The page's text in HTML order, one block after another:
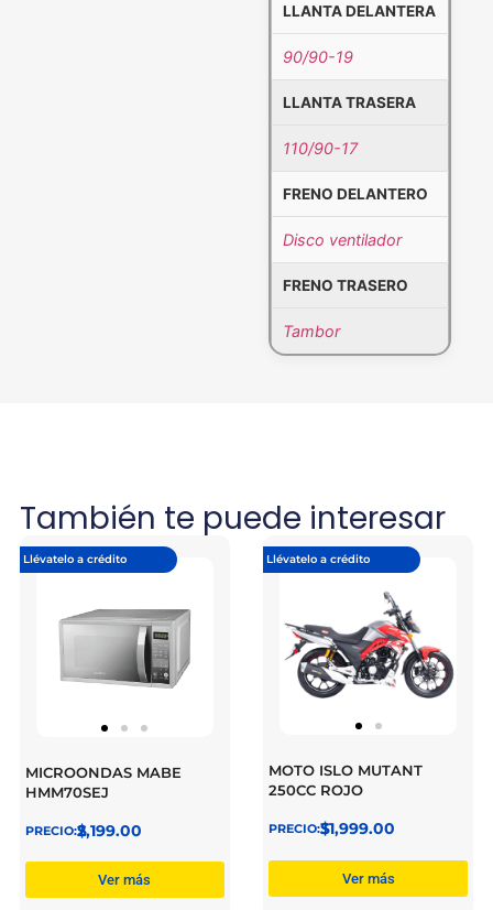
LLANTA DELANTERA
90/90-19
LLANTA TRASERA
110/90-17
FRENO DELANTERO
Disco ventilador
FRENO TRASERO
Tambor
También te puede interesar
Llévatelo a crédito
MICROONDAS MABE
HMM70SEJ
$
2,199.00
Ver más
Llévatelo a crédito
MOTO ISLO MUTANT
250CC ROJO
$
31,999.00
Ver más